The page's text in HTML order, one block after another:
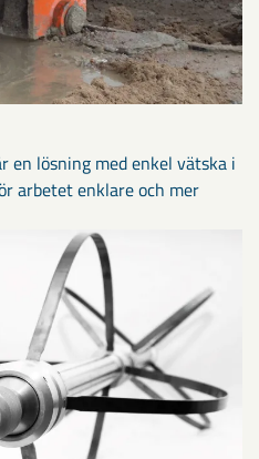
en lösning med enkel vätska i
arbetet enklare och mer